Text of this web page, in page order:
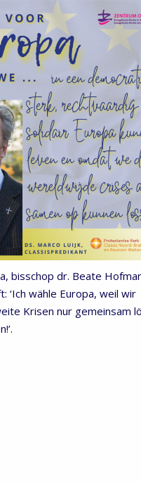
bisschop dr. Beate
‘Ich wähle Europa, weil wir
Krisen nur gemeinsam